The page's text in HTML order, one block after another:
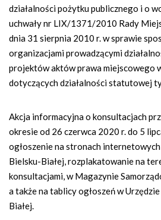
działalności pożytku publicznego i o
uchwały nr LIX/1371/2010 Rady
dnia 31 sierpnia 2010 r. w sprawie
organizacjami prowadzącymi
projektów aktów prawa miejscowego
dotyczących działalności statutowej
Akcja informacyjna o konsultacjach
okresie od 26 czerwca 2020 r. do 5
ogłoszenie na stronach
Bielsku-Białej, rozplakatowanie na
konsultacjami, w Magazynie
a także na tablicy ogłoszeń w
Białej.